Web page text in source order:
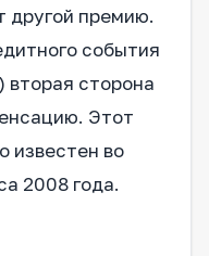
другой премию.
события
вторая сторона
Этот
известен во
2008 года.